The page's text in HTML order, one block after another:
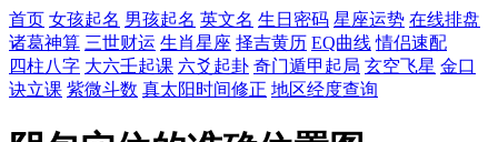
首页 女孩起名 男孩起名 英文名 生日密码 星座运势 在线排盘
诸葛神算 三世财运 生肖星座 择吉黄历 EQ曲线 情侣速配
四柱八字 大六壬起课 六爻起卦 奇门遁甲起局 玄空飞星 金口
诀立课 紫微斗数 真太阳时间修正 地区经度查询